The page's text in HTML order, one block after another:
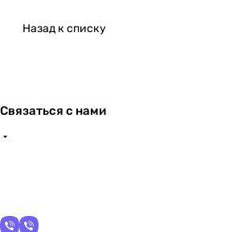
Назад к списку
Связаться с нами